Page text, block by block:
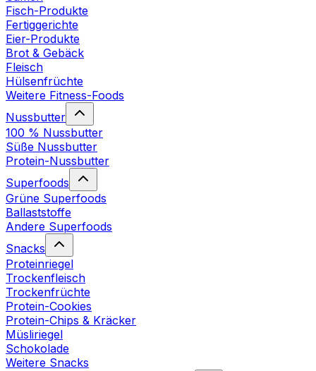
Fisch-Produkte
Fertiggerichte
Eier-Produkte
Brot & Gebäck
Fleisch
Hülsenfrüchte
Weitere Fitness-Foods
Nussbutter
100 % Nussbutter
Süße Nussbutter
Protein-Nussbutter
Superfoods
Grüne Superfoods
Ballaststoffe
Andere Superfoods
Snacks
Proteinriegel
Trockenfleisch
Trockenfrüchte
Protein-Cookies
Protein-Chips & Kräcker
Müsliriegel
Schokolade
Weitere Snacks